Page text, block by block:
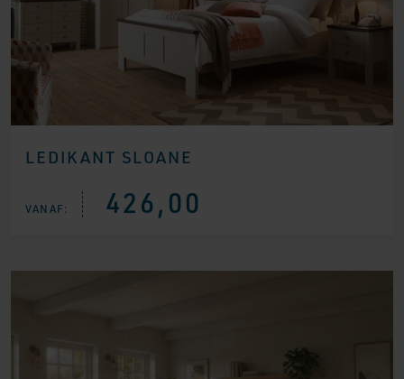
LEDIKANT SLOANE
VANAF: 426,00